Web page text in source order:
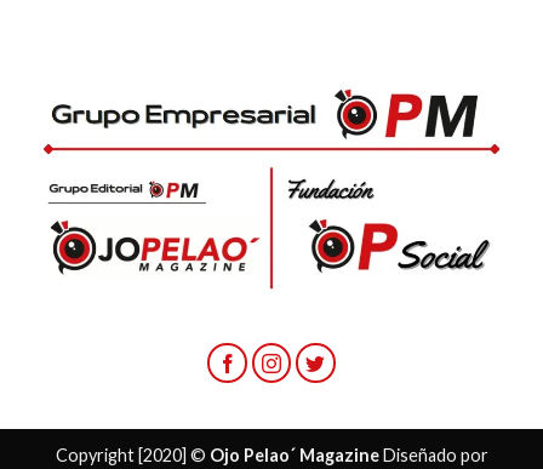
Copyright [2020] © Ojo Pelao´ MagazineDiseñado por